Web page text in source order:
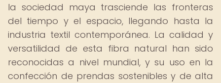
la sociedad maya trasciende las fronteras
del tiempo y el espacio, llegando hasta la
industria textil contemporánea. La calidad y
versatilidad de esta fibra natural han sido
reconocidas a nivel mundial, y su uso en la
confección de prendas sostenibles y de alta